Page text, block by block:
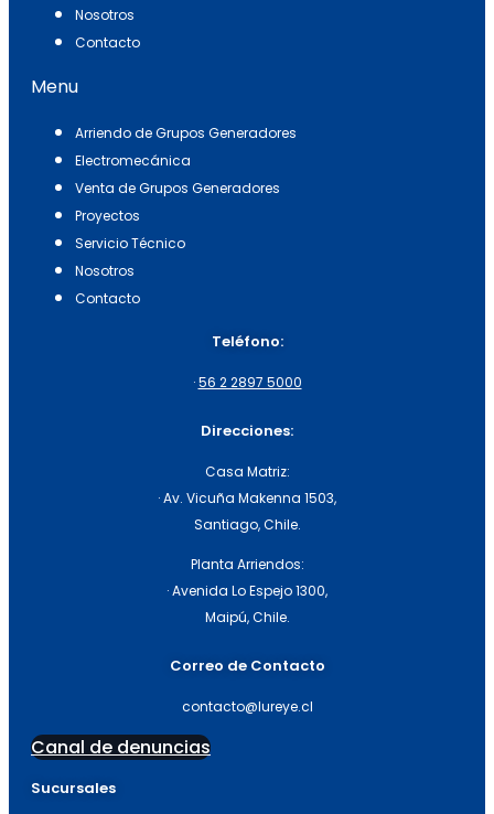
Nosotros
Contacto
Menu
Arriendo de Grupos Generadores
Electromecánica
Venta de Grupos Generadores
Proyectos
Servicio Técnico
Nosotros
Contacto
Teléfono:
·56 2 2897 5000
Direcciones:
Casa Matriz:
· Av. Vicuña Makenna 1503,
Santiago, Chile.
Planta Arriendos:
· Avenida Lo Espejo 1300,
Maipú, Chile.
Correo de Contacto
contacto@lureye.cl
Canal de denuncias
Sucursales